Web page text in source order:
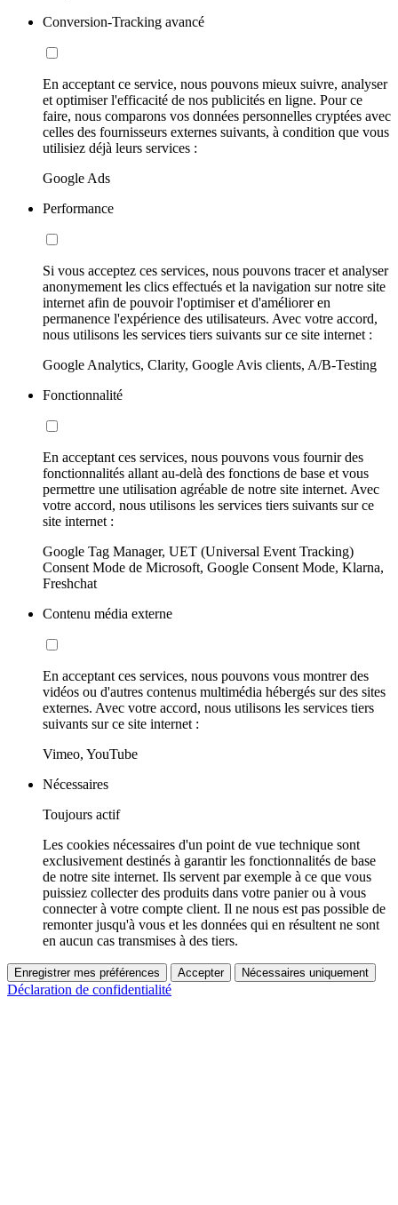
Conversion-Tracking avancé
En acceptant ce service, nous pouvons mieux suivre, analyser
et optimiser l'efficacité de nos publicités en ligne. Pour ce
faire, nous comparons vos données personnelles cryptées avec
celles des fournisseurs externes suivants, à condition que vous
utilisiez déjà leurs services :
Google Ads
Performance
Si vous acceptez ces services, nous pouvons tracer et analyser
anonymement les clics effectués et la navigation sur notre site
internet afin de pouvoir l'optimiser et d'améliorer en
permanence l'expérience des utilisateurs. Avec votre accord,
nous utilisons les services tiers suivants sur ce site internet :
Google Analytics, Clarity, Google Avis clients, A/B-Testing
Fonctionnalité
En acceptant ces services, nous pouvons vous fournir des
fonctionnalités allant au-delà des fonctions de base et vous
permettre une utilisation agréable de notre site internet. Avec
votre accord, nous utilisons les services tiers suivants sur ce
site internet :
Google Tag Manager, UET (Universal Event Tracking)
Consent Mode de Microsoft, Google Consent Mode, Klarna,
Freshchat
Contenu média externe
En acceptant ces services, nous pouvons vous montrer des
vidéos ou d'autres contenus multimédia hébergés sur des sites
externes. Avec votre accord, nous utilisons les services tiers
suivants sur ce site internet :
Vimeo, YouTube
Nécessaires
Toujours actif
Les cookies nécessaires d'un point de vue technique sont
exclusivement destinés à garantir les fonctionnalités de base
de notre site internet. Ils servent par exemple à ce que vous
puissiez collecter des produits dans votre panier ou à vous
connecter à votre compte client. Il ne nous est pas possible de
remonter jusqu'à vous et les données qui en résultent ne sont
en aucun cas transmises à des tiers.
Enregistrer mes préférences Accepter Nécessaires uniquement
Déclaration de confidentialité